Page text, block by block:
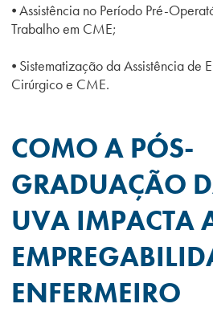
⦁ Assistência no Período Pré-
Trabalho em CME;
⦁ Sistematização da Assistência de
Cirúrgico e CME.
COMO A PÓS-
GRADUAÇÃO
UVA IMPACTA
ENFERMEIRO